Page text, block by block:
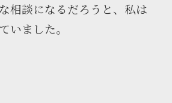
相談になるだろうと、私は
いました。